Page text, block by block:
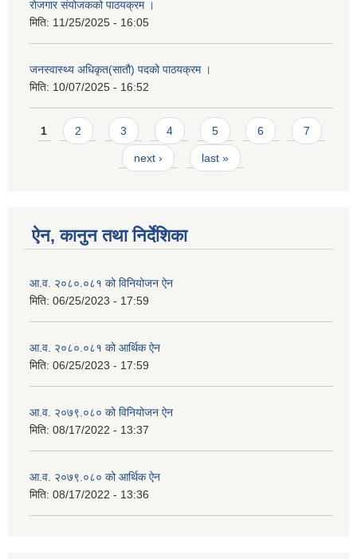
रोजगार संयोजकको पाठयक्रम ।
मिति: 11/25/2025 - 16:05
जनस्वास्थ्य अधिकृत(सातौ) पदको पाठयक्रम ।
मिति: 10/07/2025 - 16:52
Pages
1 2 3 4 5 6 7
next › last »
ऐन, कानुन तथा निर्देशिका
आ.व. २०८०.०८१ को विनियोजन ऐन
मिति: 06/25/2023 - 17:59
आ.व. २०८०.०८१ को आर्थिक ऐन
मिति: 06/25/2023 - 17:59
आ.व. २०७९.०८० को विनियोजन ऐन
मिति: 08/17/2022 - 13:37
आ.व. २०७९.०८० को आर्थिक ऐन
मिति: 08/17/2022 - 13:36